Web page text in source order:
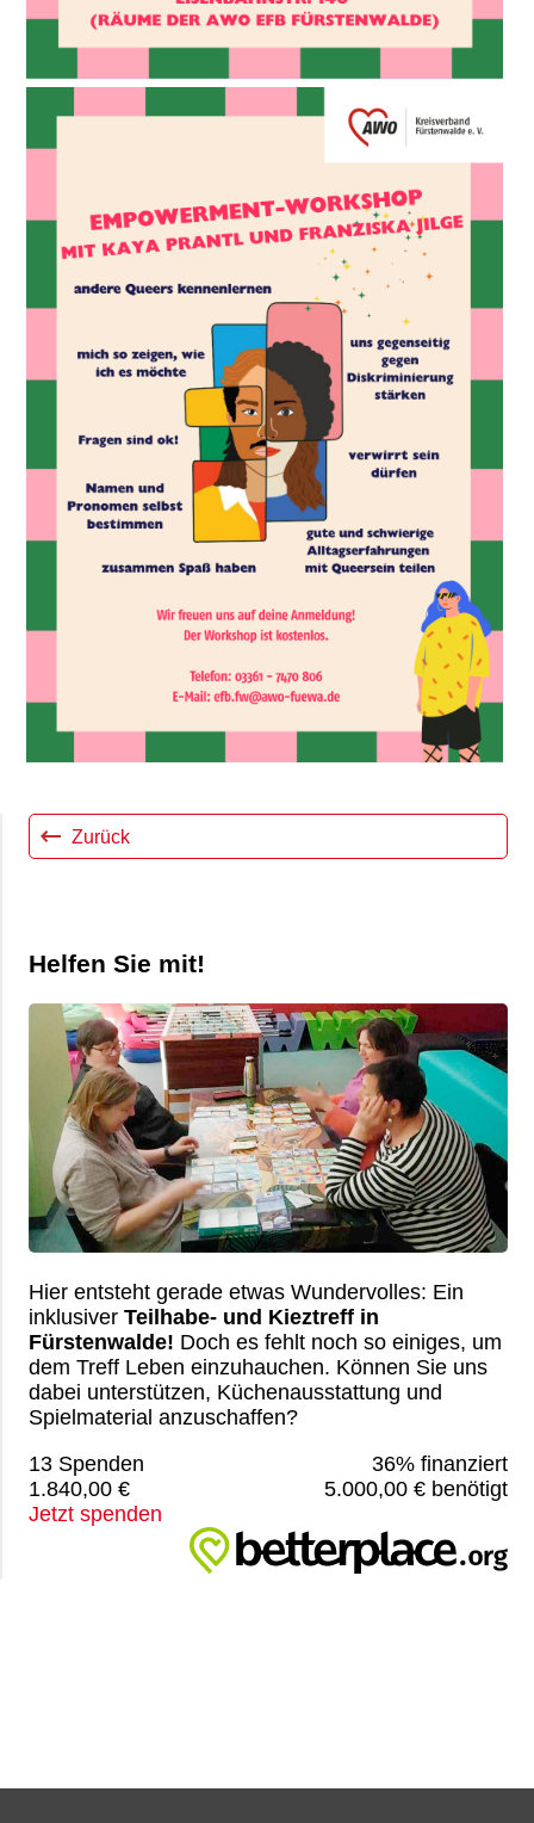
Zurück
Helfen Sie mit!
Hier entsteht gerade etwas Wundervolles: Ein
inklusiverTeilhabe- und Kieztreff in
Fürstenwalde! Doch es fehlt noch so einiges, um
dem Treff Leben einzuhauchen. Können Sie uns
dabei unterstützen, Küchenausstattung und
Spielmaterial anzuschaffen?
13 Spenden
36% finanziert
1.840,00 €
5.000,00 € benötigt
Jetzt spenden